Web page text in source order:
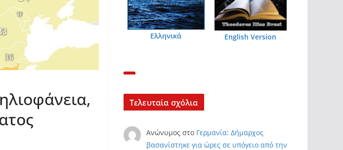
Ελληνικά English Version
Τελευταία σχόλια
Ανώνυμοςστο Γερμανία: Δήμαρχος
βασανίστηκε για ώρες σε υπόγειο από την